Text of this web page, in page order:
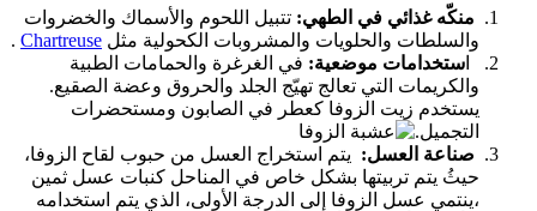
منكّه غذائي في الطهي: تتبيل اللحوم والأسماك والخضروات
والسلطات والحلويات والمشروبات الكحولية مثل Chartreuse
.
ستخدامات موضعية: في الغرغرة والحمامات الطبية
والكريمات التي تعالج تهيّج الجلد والحروق وعضة الصقيع.
يستخدم زيت الزوفا كعطر في الصابون ومستحضرات
التجميل.
صناعة العسل: يتم استخراج العسل من حبوب لقاح الزوفا،
حيثُ يتم تربيتها بشكل خاص في المناحل كنبات عسل ثمين
،ينتمي عسل الزوفا إلى الدرجة الأولى، الذي يتم استخدامه